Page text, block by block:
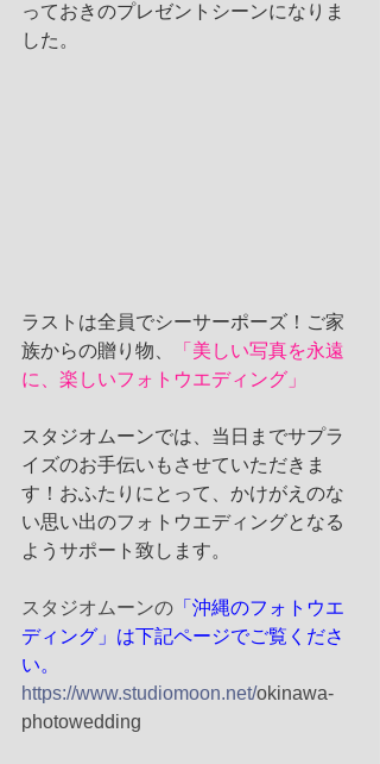
っておきのプレゼントシーンになりま
した。
ラストは全員でシーサーポーズ！ご家
族からの贈り物、
「美しい写真を永遠
に、楽しいフォトウエディング」
スタジオムーンでは、当日までサプラ
イズのお手伝いもさせていただきま
す！おふたりにとって、かけがえのな
い思い出のフォトウエディングとなる
ようサポート致します。
スタジオムーンの 「沖縄のフォトウエ
ディング」は下記ページでご覧くださ
い。
https://www.studiomoon.net/okinawa-
photowedding